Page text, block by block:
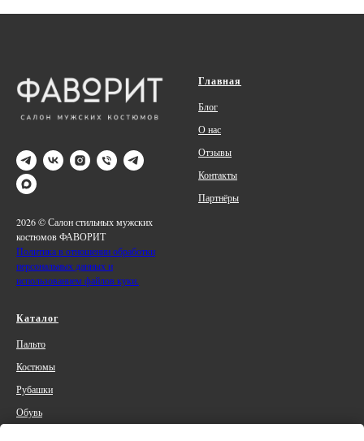
2026 © Салон стильных мужских
костюмов ФАВОРИТ
Политика в отношении обработки
персональных данных и
использованием файлов куки.
Главная
Блог
О нас
Отзывы
Контакты
Партнёры
Каталог
Пальто
Костюмы
Рубашки
Обувь